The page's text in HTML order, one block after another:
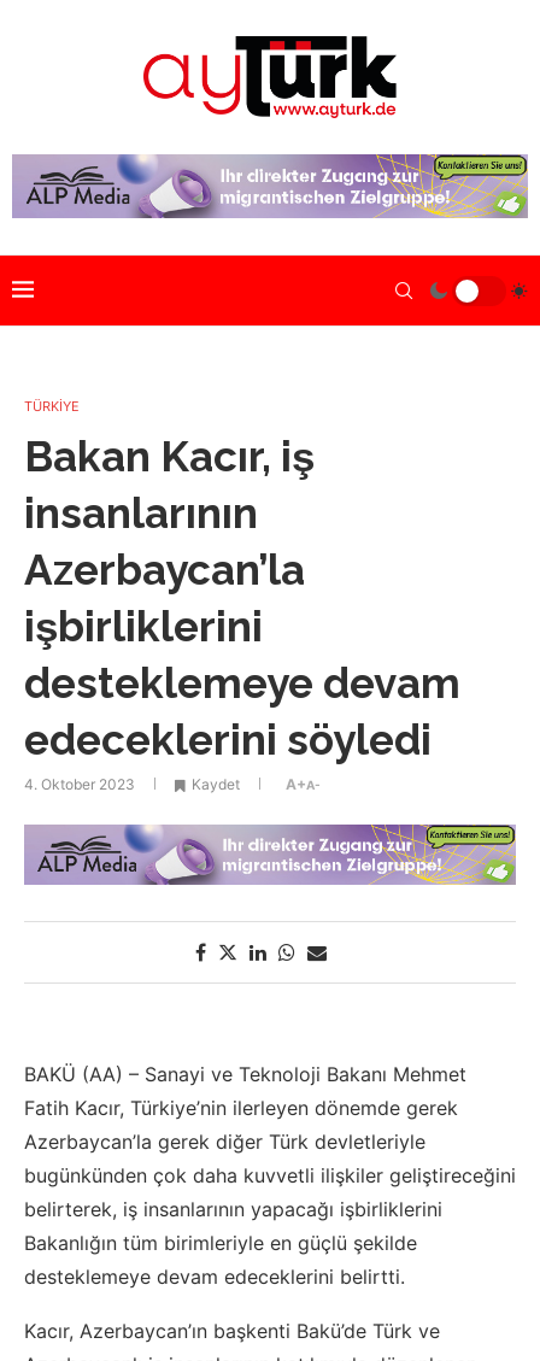
TÜRKİYE
Bakan Kacır, iş
insanlarının
Azerbaycan’la
işbirliklerini
desteklemeye devam
edeceklerini söyledi
4. Oktober 2023 Kaydet A+A-
BAKÜ (AA) – Sanayi ve Teknoloji Bakanı Mehmet
Fatih Kacır, Türkiye’nin ilerleyen dönemde gerek
Azerbaycan’la gerek diğer Türk devletleriyle
bugünkünden çok daha kuvvetli ilişkiler geliştireceğini
belirterek, iş insanlarının yapacağı işbirliklerini
Bakanlığın tüm birimleriyle en güçlü şekilde
desteklemeye devam edeceklerini belirtti.
Kacır, Azerbaycan’ın başkenti Bakü’de Türk ve